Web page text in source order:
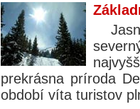
prekrásna príroda
období víta turistov